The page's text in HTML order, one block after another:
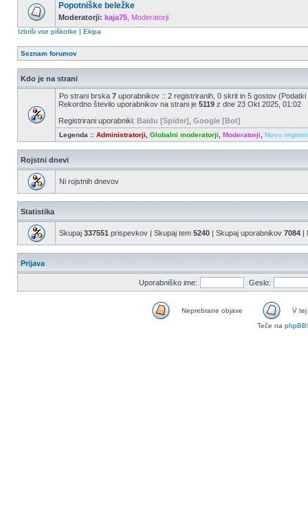
Popotniške beležke
Moderatorji: kaja75 Moderatorji
Izbriši vse piškotke | Ekipa
Seznam forumov
Kdo je na strani
Po strani brska 7 uporabnikov :: 2 registriranih, 0 skrit in 5 gostov
Rekordno število uporabnikov na strani je 5119 z dne 23 Okt 2025, 01:02
Registrirani uporabniki: Baidu [Spider] Google [Bot]
Legenda :: Administratorji Globalni moderatorji Moderatorji Novo
Rojstni dnevi
Ni rojstnih dnevov
Statistika
Skupaj 337551 prispevkov | Skupaj tem 5240 | Skupaj uporabnikov 7084 |
Prijava
Uporabniško ime: Geslo:
Neprebrane objave
V tej
Teče na phpBB